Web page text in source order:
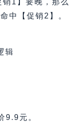
1】要晚，那么
中【促销2】。
9.9元。